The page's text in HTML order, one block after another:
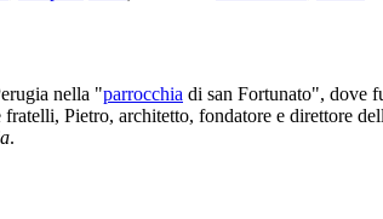
nella "parrocchia di san Fortunato", dove
fratelli, Pietro, architetto, fondatore e direttore
.